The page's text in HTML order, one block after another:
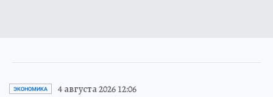
ЭКОНОМИКА 4 августа 2026 12:06